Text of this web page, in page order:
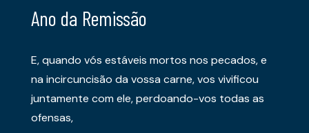
Ano da Remissão
E, quando vós estáveis mortos nos pecados, e
na incircuncisão da vossa carne, vos vivificou
juntamente com ele, perdoando-vos todas as
ofensas,